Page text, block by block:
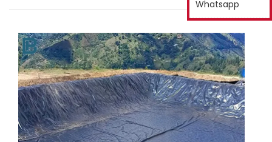
Whatsapp